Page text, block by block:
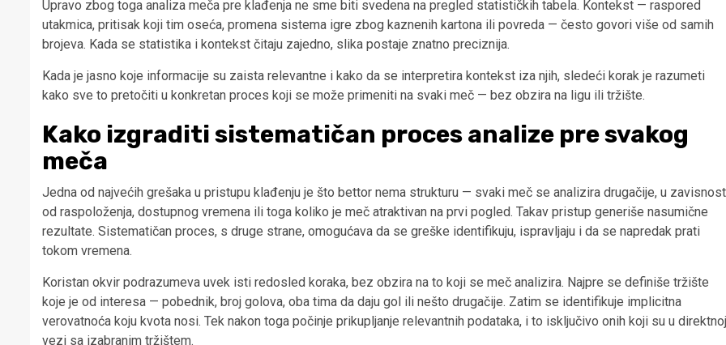
Upravo zbog toga analiza meča pre klađenja ne sme biti svedena na pregled statističkih tabela. Kontekst — raspored
utakmica, pritisak koji tim oseća, promena sistema igre zbog kaznenih kartona ili povreda — često govori više od samih
brojeva. Kada se statistika i kontekst čitaju zajedno, slika postaje znatno preciznija.
Kada je jasno koje informacije su zaista relevantne i kako da se interpretira kontekst iza njih, sledeći korak je razumeti
kako sve to pretočiti u konkretan proces koji se može primeniti na svaki meč — bez obzira na ligu ili tržište.
Kako izgraditi sistematičan proces analize pre svakog
meča
Jedna od najvećih grešaka u pristupu klađenju je što bettor nema strukturu — svaki meč se analizira drugačije, u
od raspoloženja, dostupnog vremena ili toga koliko je meč atraktivan na prvi pogled. Takav pristup generiše nasumične
rezultate. Sistematičan proces, s druge strane, omogućava da se greške identifikuju, ispravljaju i da se napredak prati
tokom vremena.
Koristan okvir podrazumeva uvek isti redosled koraka, bez obzira na to koji se meč analizira. Najpre se definiše tržište
koje je od interesa — pobednik, broj golova, oba tima da daju gol ili nešto drugačije. Zatim se identifikuje implicitna
verovatnoća koju kvota nosi. Tek nakon toga počinje prikupljanje relevantnih podataka, i to isključivo onih koji su u direktnoj
vezi sa izabranim tržištem.